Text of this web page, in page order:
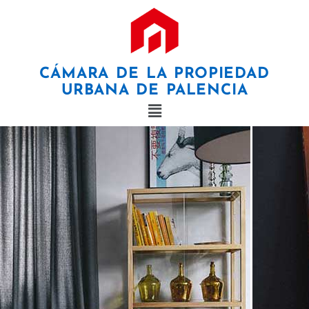
CÁMARA DE LA PROPIEDAD
URBANA DE PALENCIA